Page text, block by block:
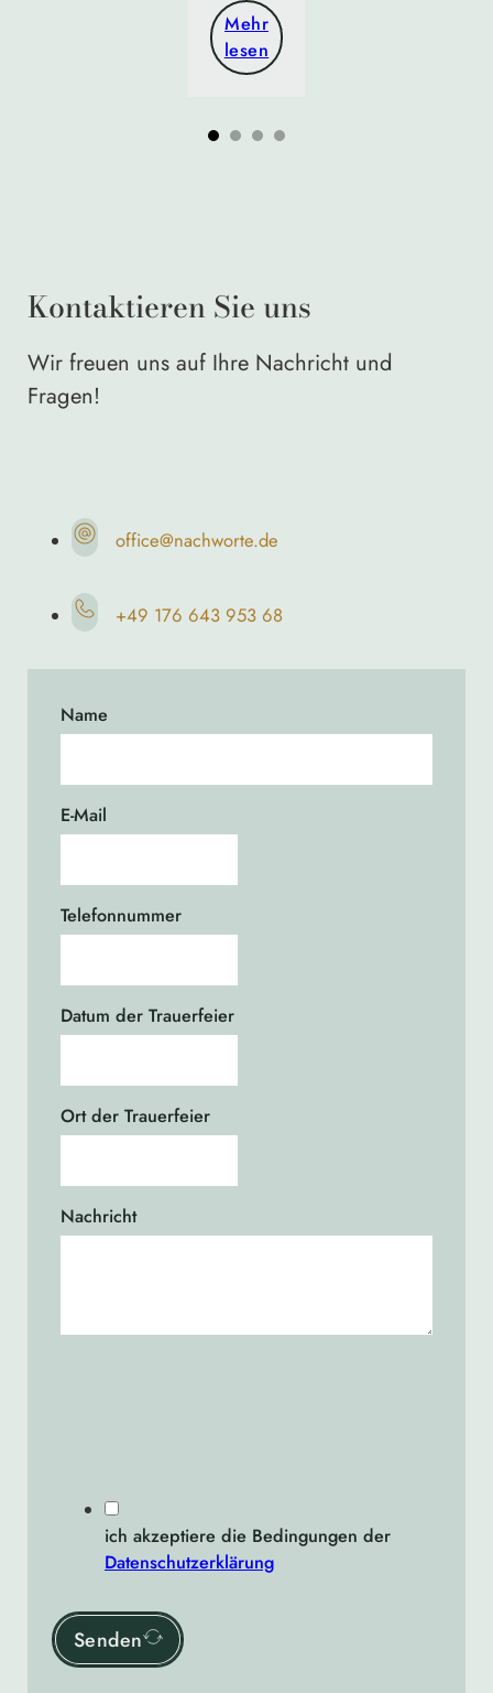
Mehr
lesen
Kontaktieren Sie uns
Wir freuen uns auf Ihre Nachricht und
Fragen!
office@nachworte.de
+49 176 643 953 68
Name
E-Mail
Telefonnummer
Datum der Trauerfeier
Ort der Trauerfeier
Nachricht
ich akzeptiere die Bedingungen der
Datenschutzerklärung
Senden